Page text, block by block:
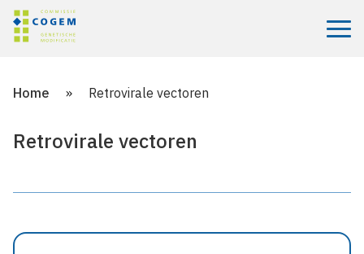
Menu
Home » Retrovirale vectoren
Retrovirale vectoren